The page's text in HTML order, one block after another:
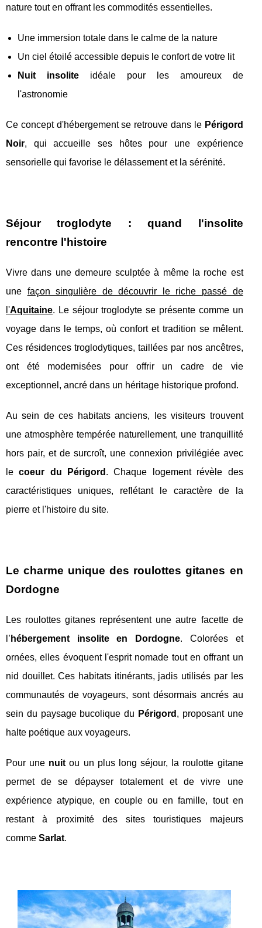
nature tout en offrant les commodités essentielles.
Une immersion totale dans le calme de la nature
Un ciel étoilé accessible depuis le confort de votre lit
Nuit insoliteidéale pour les amoureux de
l'astronomie
Ce concept d'hébergement se retrouve dans le Périgord
Noir, qui accueille ses hôtes pour une expérience
sensorielle qui favorise le délassement et la sérénité.
Séjour troglodyte : quand l'insolite
rencontre l'histoire
Vivre dans une demeure sculptée à même la roche est
une façon singulière de découvrir le riche passé de
l'Aquitaine. Le séjour troglodyte se présente comme un
voyage dans le temps, où confort et tradition se mêlent.
Ces résidences troglodytiques, taillées par nos ancêtres,
ont été modernisées pour offrir un cadre de vie
exceptionnel, ancré dans un héritage historique profond.
Au sein de ces habitats anciens, les visiteurs trouvent
une atmosphère tempérée naturellement, une tranquillité
hors pair, et de surcroît, une connexion privilégiée avec
lecoeur du Périgord . Chaque logement révèle des
caractéristiques uniques, reflétant le caractère de la
pierre et l'histoire du site.
Le charme unique des roulottes gitanes en
Dordogne
Les roulottes gitanes représentent une autre facette de
l’ hébergement insolite en Dordogne. Colorées et
ornées, elles évoquent l'esprit nomade tout en offrant un
nid douillet. Ces habitats itinérants, jadis utilisés par les
communautés de voyageurs, sont désormais ancrés au
sein du paysage bucolique du Périgord , proposant une
halte poétique aux voyageurs.
Pour une nuit ou un plus long séjour, la roulotte gitane
permet de se dépayser totalement et de vivre une
expérience atypique, en couple ou en famille, tout en
restant à proximité des sites touristiques majeurs
comme Sarlat.